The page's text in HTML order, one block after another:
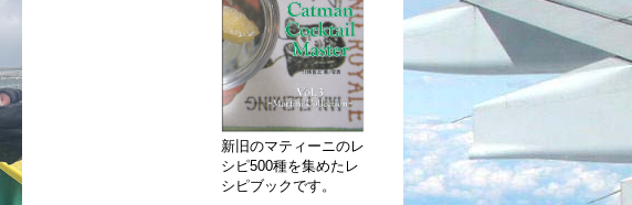
新旧のマティーニのレ
シピ500種を集めたレ
シピブックです。